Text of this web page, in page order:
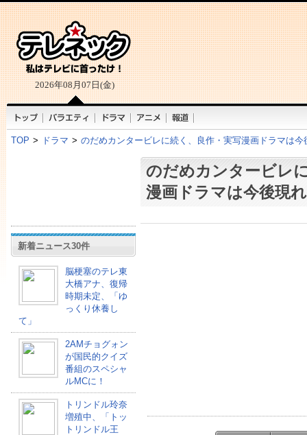
2026年08月07日(金)
TOP > ドラマ > のだめカンタービレに続く、良作・実写漫画ドラマは今
新着ニュース30件
脳梗塞のテレ東
大橋アナ、復帰
時期未定、「ゆ
っくり休養し
て」
2AMチョグォン
が国民的クイズ
番組のスペシャ
ルMCに！
トリンドル玲奈
増殖中、「トッ
トリンドル王
のだめカンタービレ
漫画ドラマは今後現